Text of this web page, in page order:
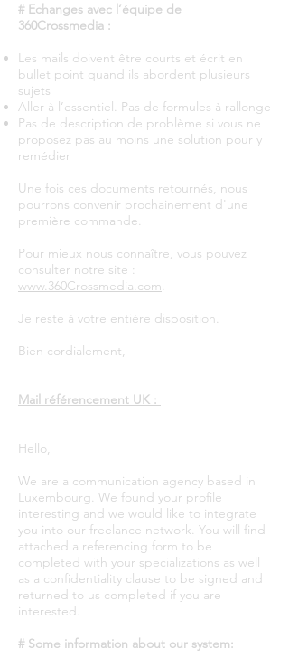
# Echanges avec l’équipe de
360Crossmedia :
Les mails doivent être courts et écrit en
bullet point quand ils abordent plusieurs
sujets
Aller à l’essentiel. Pas de formules à rallonge
Pas de description de problème si vous ne
proposez pas au moins une solution pour y
remédier
Une fois ces documents retournés, nous
pourrons convenir prochainement d'une
première commande.
Pour mieux nous connaître, vous pouvez
consulter notre site :
www.360Crossmedia.com.
Je reste à votre entière disposition.
Bien cordialement,
Mail référencement UK :
Hello,
We are a communication agency based in
Luxembourg. We found your profile
interesting and we would like to integrate
you into our freelance network. You will find
attached a referencing form to be
completed with your specializations as well
as a confidentiality clause to be signed and
returned to us completed if you are
interested.
# Some information about our system: